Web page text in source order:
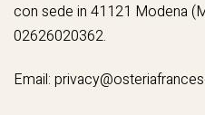
con sede in 41121 Modena
02626020362.
Email: